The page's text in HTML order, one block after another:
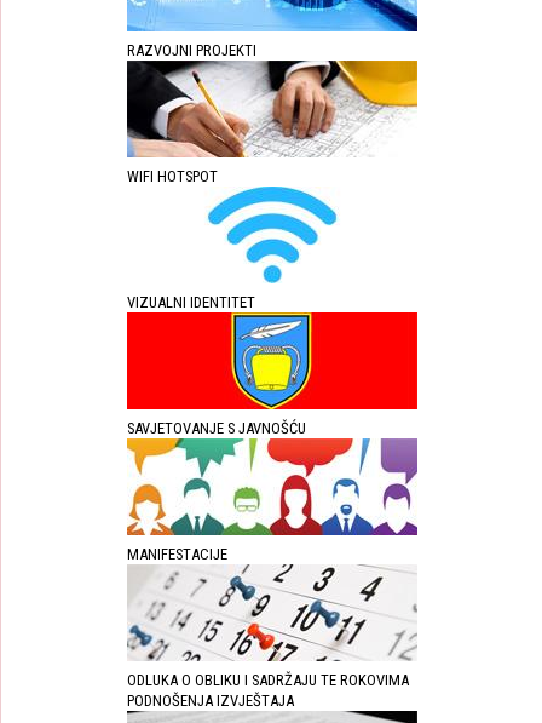
RAZVOJNI PROJEKTI
WIFI HOTSPOT
VIZUALNI IDENTITET
SAVJETOVANJE S JAVNOŠĆU
MANIFESTACIJE
ODLUKA O OBLIKU I SADRŽAJU TE ROKOVIMA
PODNOŠENJA IZVJEŠTAJA